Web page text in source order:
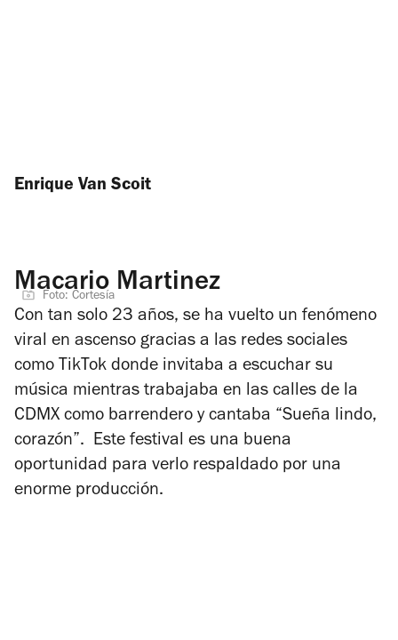
Enrique Van Scoit
Macario Martinez
Foto: Cortesía
Con tan solo 23 años, se ha vuelto un fenómeno
viral en ascenso gracias a las redes sociales
como TikTok donde invitaba a escuchar su
música mientras trabajaba en las calles de la
CDMX como barrendero y cantaba “Sueña lindo,
corazón”. Este festival es una buena
oportunidad para verlo respaldado por una
enorme producción.